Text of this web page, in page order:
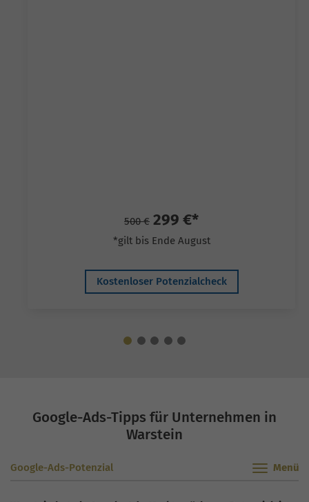
500 € 299 €*
*gilt bis Ende August
Kostenloser Potenzialcheck
Google-Ads-Tipps für Unternehmen in
Warstein
Google-Ads-Potenzial